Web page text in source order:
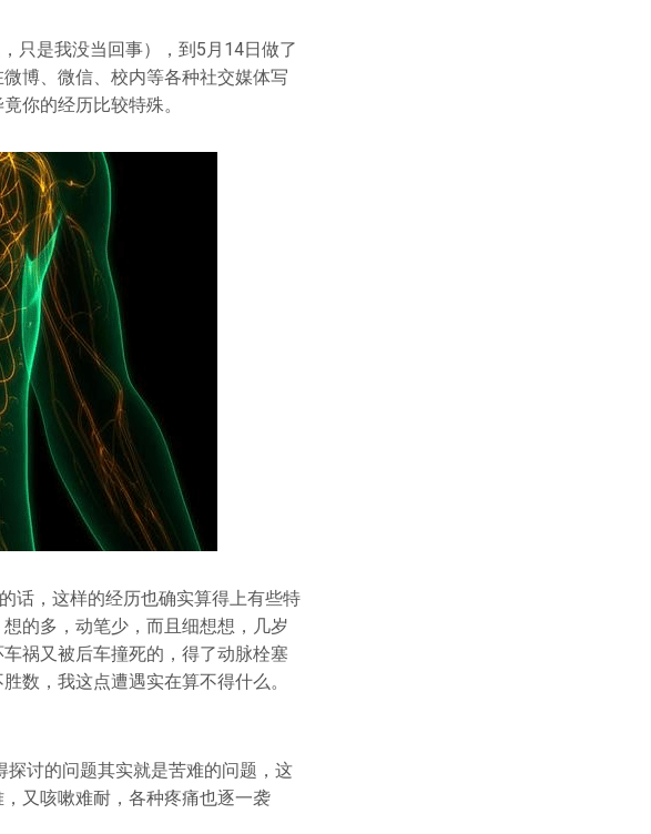
只是我没当回事），到5月14日做了
博、微信、校内等各种社交媒体写
你的经历比较特殊。
话，这样的经历也确实算得上有些特
的多，动笔少，而且细想想，几岁
祸又被后车撞死的，得了动脉栓塞
数，我这点遭遇实在算不得什么。
讨的问题其实就是苦难的问题，这
又咳嗽难耐，各种疼痛也逐一袭